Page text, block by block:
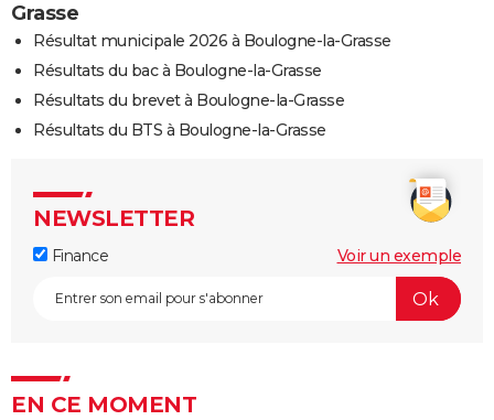
Grasse
Résultat municipale 2026 à Boulogne-la-Grasse
Résultats du bac à Boulogne-la-Grasse
Résultats du brevet à Boulogne-la-Grasse
Résultats du BTS à Boulogne-la-Grasse
NEWSLETTER
Finance Voir un exemple
EN CE MOMENT